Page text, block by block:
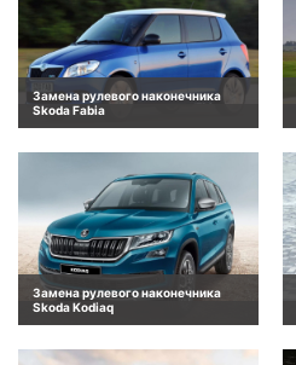
Замена рулевого наконечника
Skoda Fabia
Замена рулевого наконечника
Skoda Kodiaq